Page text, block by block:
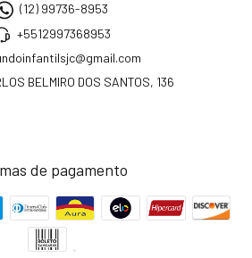
(12) 99736-8953
+5512997368953
BELMIRO DOS SANTOS, 136
de pagamento